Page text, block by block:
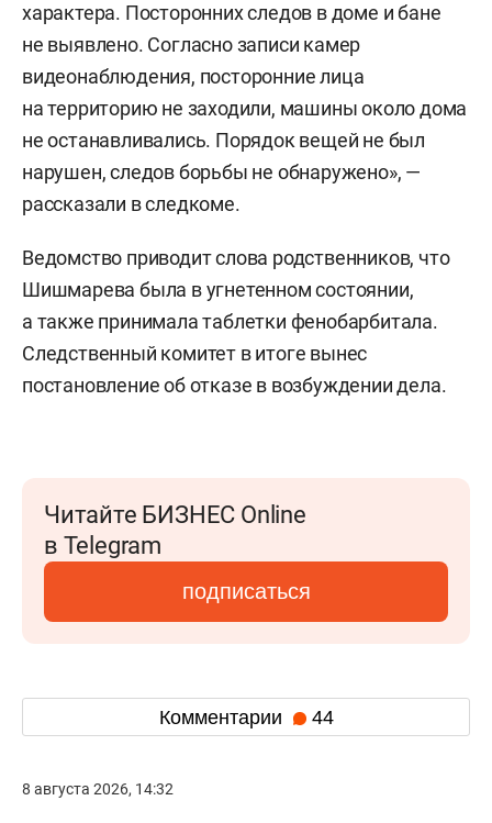
характера. Посторонних следов в доме и бане
не выявлено. Согласно записи камер
видеонаблюдения, посторонние лица
на территорию не заходили, машины около дома
не останавливались. Порядок вещей не был
нарушен, следов борьбы не обнаружено», —
рассказали в следкоме.
Ведомство приводит слова родственников, что
Шишмарева была в угнетенном состоянии,
а также принимала таблетки фенобарбитала.
Следственный комитет в итоге вынес
постановление об отказе в возбуждении дела.
Читайте БИЗНЕС Online
в Telegram
подписаться
Комментарии 44
8 августа 2026, 14:32